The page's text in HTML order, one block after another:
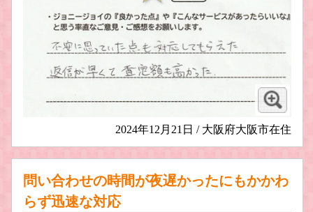
2024年12月21日 / 大阪府大阪市在住
問い合わせの時間が夜遅かったにもかかわ
らず迅速な対応